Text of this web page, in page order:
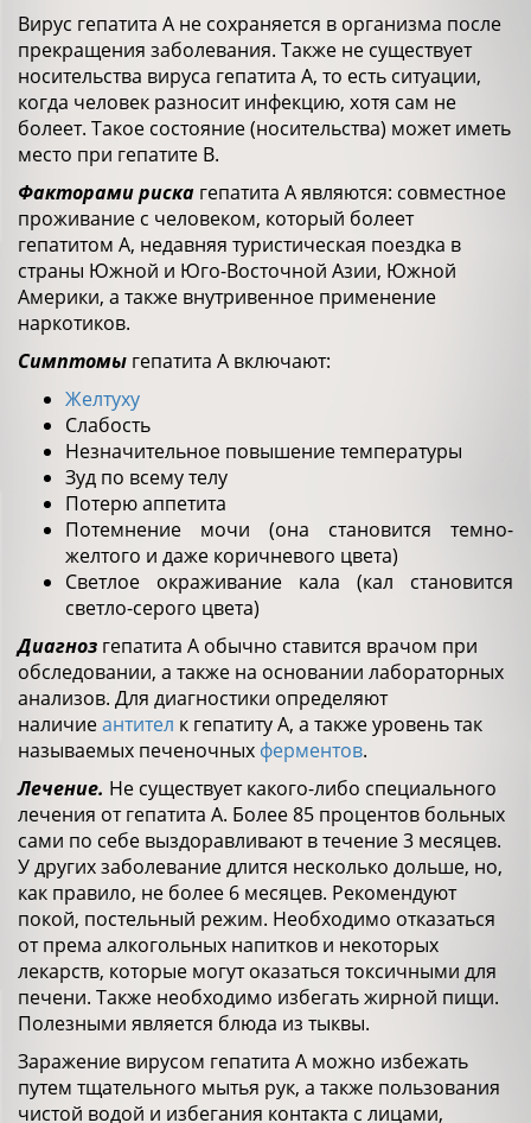
Вирус гепатита А не сохраняется в организма после
прекращения заболевания. Также не существует
носительства вируса гепатита А, то есть ситуации,
когда человек разносит инфекцию, хотя сам не
болеет. Такое состояние (носительства) может иметь
место при гепатите В.
Факторами риска гепатита А являются: совместное
проживание с человеком, который болеет
гепатитом А, недавняя туристическая поездка в
страны Южной и Юго-Восточной Азии, Южной
Америки, а также внутривенное применение
наркотиков.
Симптомы гепатита А включают:
Желтуху
Слабость
Незначительное повышение температуры
Зуд по всему телу
Потерю аппетита
Потемнение мочи (она становится темно-
желтого и даже коричневого цвета)
Светлое окраживание кала (кал становится
светло-серого цвета)
Диагноз гепатита А обычно ставится врачом при
обследовании, а также на основании лабораторных
анализов. Для диагностики определяют
наличиеантител к гепатиту А, а также уровень так
называемых печеночных ферментов.
Лечение. Не существует какого-либо специального
лечения от гепатита А. Более 85 процентов больных
сами по себе выздоравливают в течение 3 месяцев.
У других заболевание длится несколько дольше, но,
как правило, не более 6 месяцев. Рекомендуют
покой, постельный режим. Необходимо отказаться
от према алкогольных напитков и некоторых
лекарств, которые могут оказаться токсичными для
печени. Также необходимо избегать жирной пищи.
Полезными является блюда из тыквы.
Заражение вирусом гепатита А можно избежать
путем тщательного мытья рук, а также пользования
чистой водой и избегания контакта с лицами,